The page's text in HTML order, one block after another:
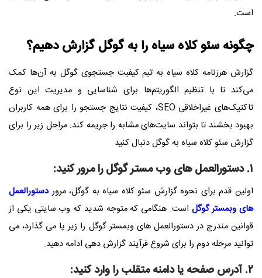
است.
چگونه سئو کلاه سیاه را به گوگل گزارش دهیم؟
گزارش هرزنامه کلاه سیاه به تیم کیفیت جستجوی گوگل به آن‌ها کمک
می‌کند تا با تنظیم الگوریتم‌ها برای شناسایی و مدیریت این نوع
تاکتیک‌های غیراخلاقی SEO، کیفیت نتایج جستجو را برای همه کاربران
بهبود بخشند تا بتواند سایت‌های مشابه را جریمه کند. مراحل زیر را برای
گزارش سئو کلاه سیاه به گوگل دنبال کنید
۱. دستورالعمل های وب مستر گوگل را مرور کنید:
اولین قدم برای نحوه گزارش سئو کلاه سیاه به گوگل، مروردستورالعمل
های وبمستر گوگل است. هنگامی که متوجه شدید که وب سایتی یکی از
قوانین مندرج در دستورالعمل های وبمستر گوگل را زیر پا می گذارد، می
توانید مرحله دوم را برای شروع فرآیند گزارش دهی ادامه دهید.
۲. آدرس صفحه یا دامنه متقلب را وارد کنید: